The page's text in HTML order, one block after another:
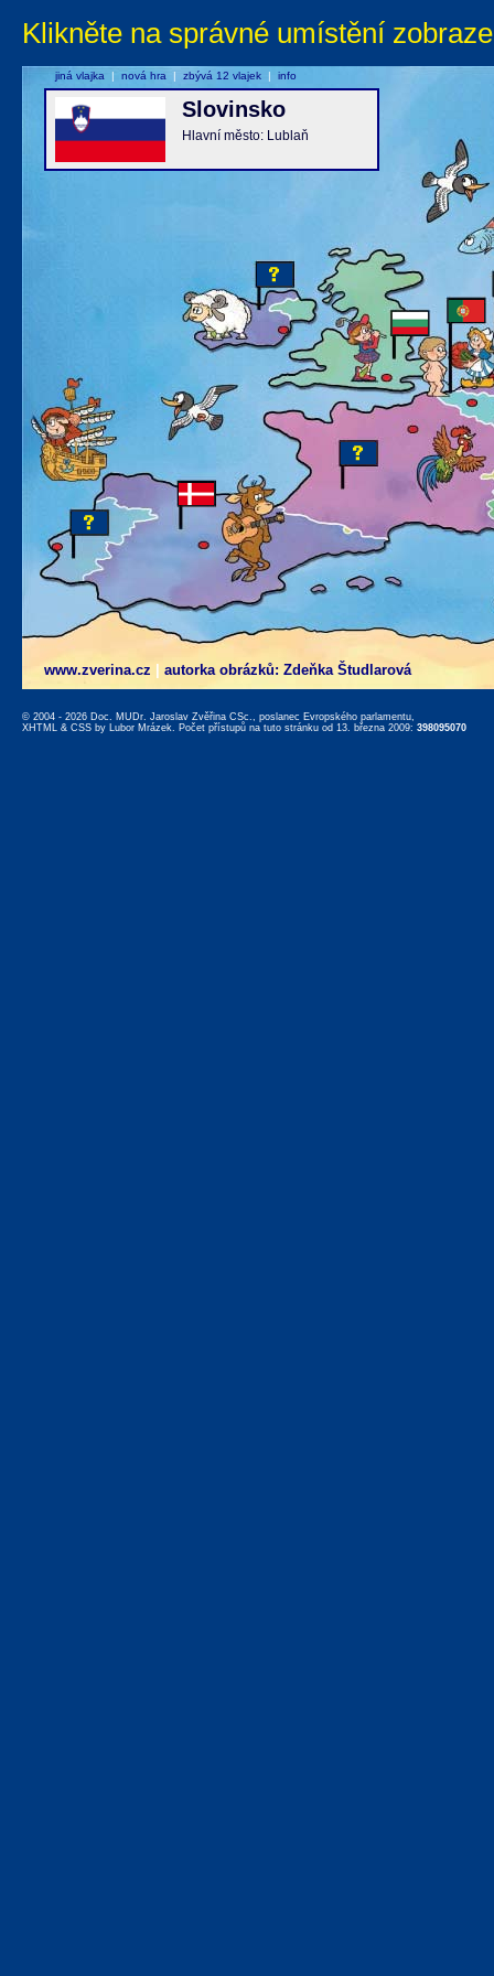
Klikněte na správné umístění
www.zverina.cz autorka obrázků: Zdeňka Študlarová
Slovinsko
Hlavní město: Lublaň
jiná vlajka | nová hra | zbývá 12 vlajek | info
© 2004 - 2026 Doc. MUDr. Jaroslav Zvěřina CSc., poslanec Evropského parlamentu,
XHTML & CSS by Lubor Mrázek. Počet přístupů na tuto stránku od 13. března 2009: 398095070